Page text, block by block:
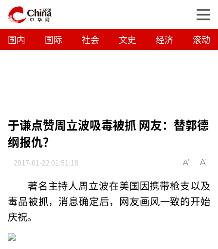
国内 国际 社会 文史 经济 滚动
于谦点赞周立波吸毒被抓 网友：替郭德
纲报仇？
2017-01-22 01:51:18
著名主持人周立波在美国因携带枪支以及
毒品被抓，消息确定后，网友画风一致的开始
庆祝。